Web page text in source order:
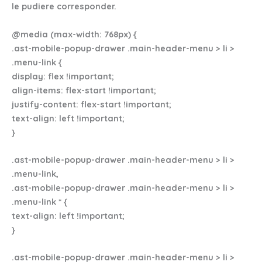
le pudiere corresponder.
@media (max-width: 768px) {
.ast-mobile-popup-drawer .main-header-menu > li >
.menu-link {
display: flex !important;
align-items: flex-start !important;
justify-content: flex-start !important;
text-align: left !important;
}
.ast-mobile-popup-drawer .main-header-menu > li >
.menu-link,
.ast-mobile-popup-drawer .main-header-menu > li >
.menu-link * {
text-align: left !important;
}
.ast-mobile-popup-drawer .main-header-menu > li >